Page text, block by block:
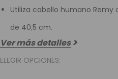
Utiliza cabello humano
de 40,5 cm.
Ver más detalles
ELEGIR OPCIONES: